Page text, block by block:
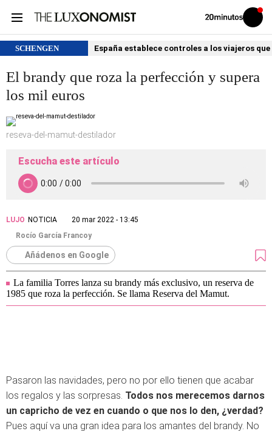
Volver
Iniciar
sesión
SCHENGEN España establece controles a los viajeros
El brandy que roza la perfección y supera
los mil euros
reseva-del-mamut-destilador
Escucha este artículo
LUJO NOTICIA
20 mar 2022 - 13:45
Rocío García Francoy
Añádenos en Google
La familia Torres lanza su brandy más exclusivo, un reserva de
1985 que roza la perfección. Se llama Reserva del Mamut.
Pasaron las navidades, pero no por ello tienen que acabar
los regalos y las sorpresas. Todos nos merecemos darnos
un capricho de vez en cuando o que nos lo den, ¿verdad?
Pues aquí va una gran idea para los amantes del brandy. No